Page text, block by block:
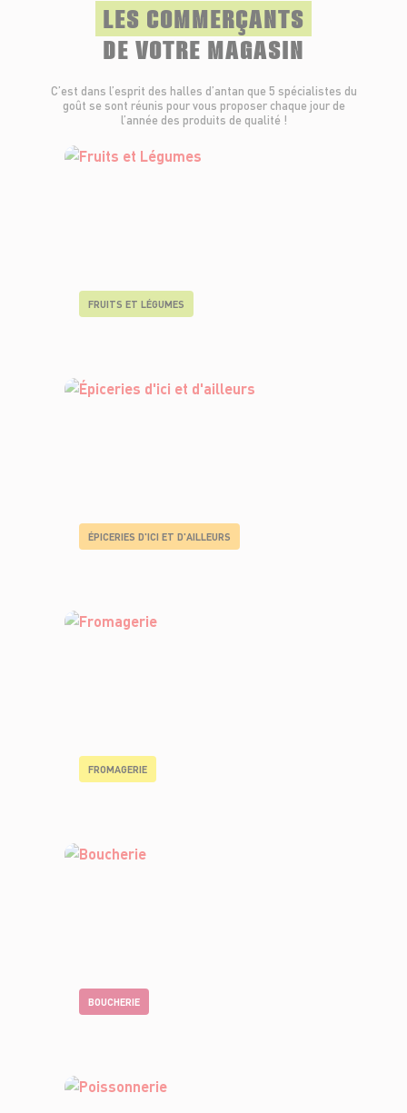
LES COMMERÇANTS
DE VOTRE MAGASIN
C’est dans l’esprit des halles d’antan que 5 spécialistes du
goût se sont réunis pour vous proposer chaque jour de
l’année des produits de qualité !
FRUITS ET LÉGUMES
ÉPICERIES D'ICI ET D'AILLEURS
FROMAGERIE
BOUCHERIE